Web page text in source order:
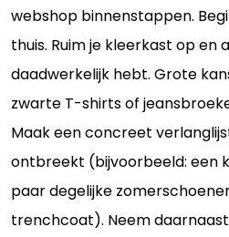
webshop binnenstappen.
thuis. Ruim je kleerkast op en
daadwerkelijk hebt. Grote
zwarte T-shirts of
Maak een concreet
ontbreekt (bijvoorbeeld: een
paar degelijke
trenchcoat). Neem